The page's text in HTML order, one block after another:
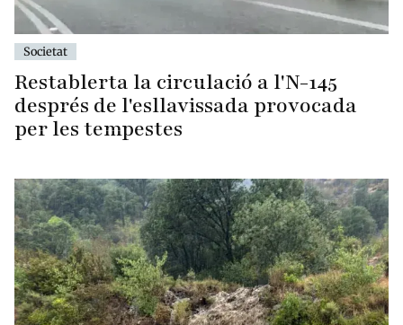
Societat
Restablerta la circulació a l'N-145
després de l'esllavissada provocada
per les tempestes